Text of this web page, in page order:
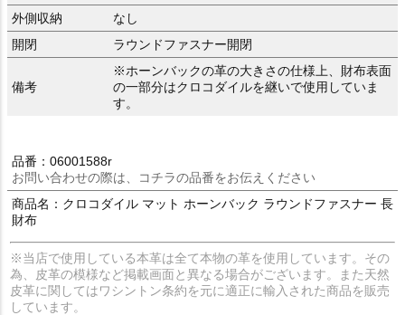
外側収納
なし
開閉
ラウンドファスナー開閉
備考
※ホーンバックの革の大きさの仕様上、財布表面
の一部分はクロコダイルを継いで使用していま
す。
品番：06001588r
お問い合わせの際は、コチラの品番をお伝えください
商品名：クロコダイル マット ホーンバック ラウンドファスナー 長
財布
※当店で使用している本革は全て本物の革を使用しています。その
為、皮革の模様など掲載画面と異なる場合がございます。また天然
皮革に関してはワシントン条約を元に適正に輸入された商品を販売
しています。